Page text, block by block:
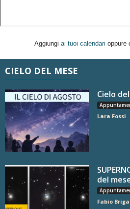
Aggiungi ai tuoi calendari oppure
CIELO DEL MESE
Cielo
Lara Fossi -
del
Fabio